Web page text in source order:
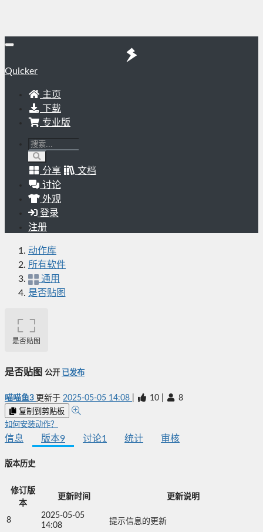
Quicker
主页
下载
专业版
分享
文档
讨论
外观
登录
注册
动作库
所有软件
通用
是否贴图
是否贴图
是否贴图 公开 已发布
喵喵鱼3 更新于 2025-05-05 14:08 10 8
复制到剪贴板
如何安装动作？
信息 版本9 讨论1 统计 审核
版本历史
修订版
本
更新时间 更新说明
8
2025-05-05
14:08
提示信息的更新